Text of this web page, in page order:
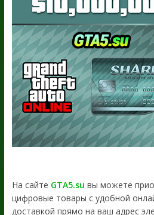
На сайте GTA5.su вы можете
цифровые товары с удобной
доставкой прямо на ваш адрес